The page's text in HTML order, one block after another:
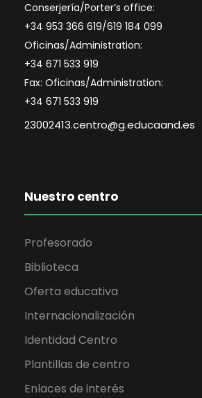
Conserjería/Porter’s office:
+34 953 366 619/619 184 099
Oficinas/Administration:
+34 671 533 919
Fax: Oficinas/Administration:
+34 671 533 919
23002413.centro@g.educaand.es
Nuestro centro
Profesorado
Biblioteca
Oferta educativa
Internacionalización
Identidad Centro
Plantillas de centro
Enlaces de interés